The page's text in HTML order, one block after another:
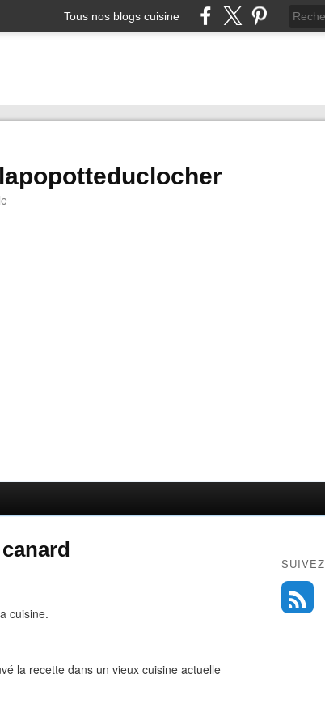
Tous nos blogs cuisine
cuisine.
la recette dans un vieux cuisine actuelle